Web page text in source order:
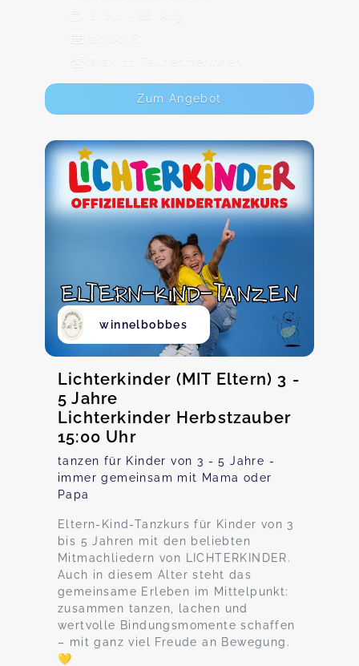
1. Jul - 26. Aug
20,00 €
Max. 11 TeilnehmerInnen
Zum Angebot
winnelbobbes
Lichterkinder (MIT Eltern) 3 -
5 Jahre
Lichterkinder Herbstzauber
15:00 Uhr
tanzen für Kinder von 3 - 5 Jahre -
immer gemeinsam mit Mama oder
Papa
Eltern-Kind-Tanzkurs für Kinder von 3
bis 5 Jahren mit den beliebten
Mitmachliedern von LICHTERKINDER.
Auch in diesem Alter steht das
gemeinsame Erleben im Mittelpunkt:
zusammen tanzen, lachen und
wertvolle Bindungsmomente schaffen
– mit ganz viel Freude an Bewegung.
💛